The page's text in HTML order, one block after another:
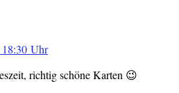
18:30 Uhr
richtig schöne Karten 😉